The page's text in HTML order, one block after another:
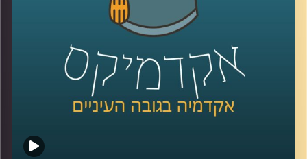
לשיחה שקיימתי עם פרופ' פרג על מכסות פחמן אישיות –
לשיחה שקיימתי עם פרופ' פרג על שינוי מהאמצע אל החוץ –